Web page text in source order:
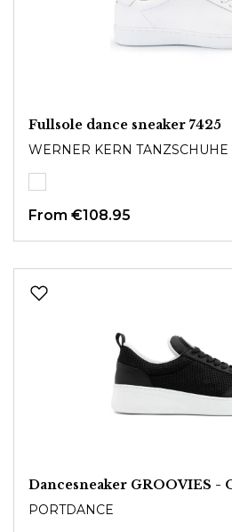
Fullsole dance sneaker 7425
WERNER KERN TANZSCHUHE
From €108.95
Dancesneaker GROOVIES -
PORTDANCE